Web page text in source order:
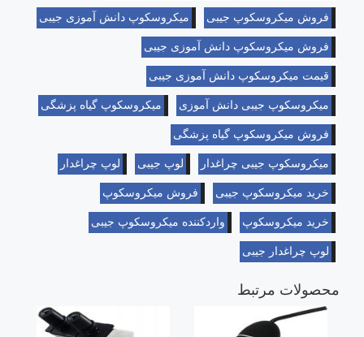
فروش میکروسکوپ جیبی میکروسکوپ دانش آموزی جیبی
فروش میکروسکوپ دانش آموزی جیبی
قیمت میکروسکوپ دانش آموزی جیبی
میکروسکوپ جیبی دانش آموزی میکروسکوپ گیاه پزشگی
فروش میکروسکوپ گیاه پزشگی
میکروسکوپ جیبی چراغدار لوپ جیبی لوپ چراغدار
خرید میکروسکوپ جیبی فروش میکروسکوپ
خرید میکروسکوپ واردکننده میکروسکوپ جیبی
لوپ چراغدار جیبی
محصولات مرتبط